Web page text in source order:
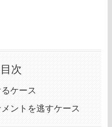
目次
ケース
ントを逃すケース